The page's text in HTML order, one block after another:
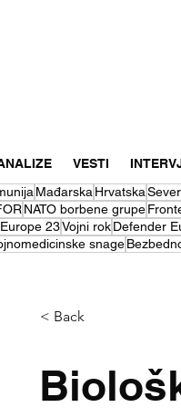
VESTI
Mađarska Hrvatska
NATO borbene grupe
23Vojni rok Defender
snage
< Back